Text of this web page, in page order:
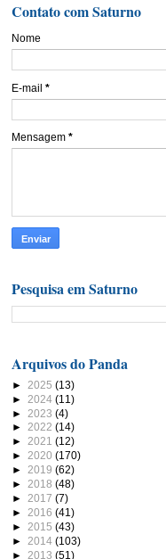
Contato com Saturno
Nome
E-mail *
Mensagem *
Pesquisa em Saturno
Arquivos do Panda
► 2025 (13)
► 2024 (11)
► 2023 (4)
► 2022 (14)
► 2021 (12)
► 2020 (170)
► 2019 (62)
► 2018 (48)
► 2017 (7)
► 2016 (41)
► 2015 (43)
► 2014 (103)
► 2013 (51)